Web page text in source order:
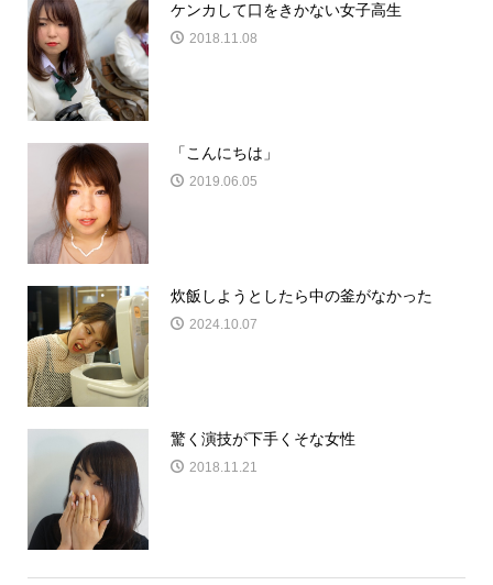
ケンカして口をきかない女子高生
2018.11.08
「こんにちは」
2019.06.05
炊飯しようとしたら中の釜がなかった
2024.10.07
驚く演技が下手くそな女性
2018.11.21